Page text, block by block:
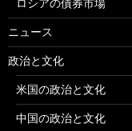
ロシアの債券市場
ニュース
政治と文化
米国の政治と文化
中国の政治と文化